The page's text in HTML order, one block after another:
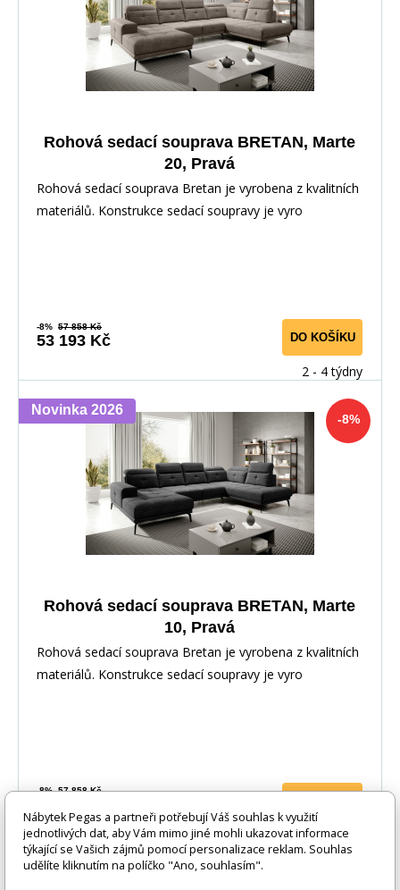
Rohová sedací souprava BRETAN, Marte
20, Pravá
Rohová sedací souprava Bretan je vyrobena z kvalitních
materiálů. Konstrukce sedací soupravy je vyro
-8% 57 858 Kč
53 193 Kč DO KOŠÍKU
2 - 4 týdny
-8%
Novinka 2026
Rohová sedací souprava BRETAN, Marte
10, Pravá
Rohová sedací souprava Bretan je vyrobena z kvalitních
materiálů. Konstrukce sedací soupravy je vyro
-8%57 858 Kč
2 - 4 týdny
Novinka 2026
Nábytek Pegas a partneři potřebují Váš souhlas k využití
jednotlivých dat, aby Vám mimo jiné mohli ukazovat informace
týkající se Vašich zájmů pomocí personalizace reklam. Souhlas
udělíte kliknutím na políčko "Ano, souhlasím".